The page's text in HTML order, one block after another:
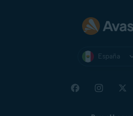
España